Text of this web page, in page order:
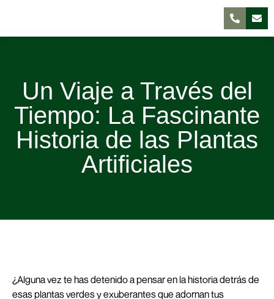
Un Viaje a Través del
Tiempo: La Fascinante
Historia de las Plantas
Artificiales
¿Alguna vez te has detenido a pensar en la historia detrás de
esas plantas verdes y exuberantes que adornan tus